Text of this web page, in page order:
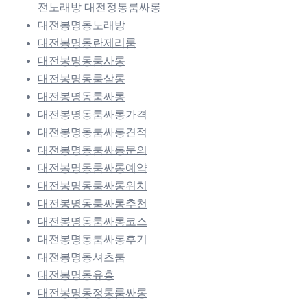
전노래방 대전정통룸싸롱
대전봉명동노래방
대전봉명동란제리룸
대전봉명동룸사롱
대전봉명동룸살롱
대전봉명동룸싸롱
대전봉명동룸싸롱가격
대전봉명동룸싸롱견적
대전봉명동룸싸롱문의
대전봉명동룸싸롱예약
대전봉명동룸싸롱위치
대전봉명동룸싸롱추천
대전봉명동룸싸롱코스
대전봉명동룸싸롱후기
대전봉명동셔츠룸
대전봉명동유흥
대전봉명동정통룸싸롱